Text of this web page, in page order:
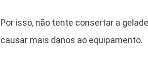
Por isso, não tente consertar a
causar mais danos ao equipamento.